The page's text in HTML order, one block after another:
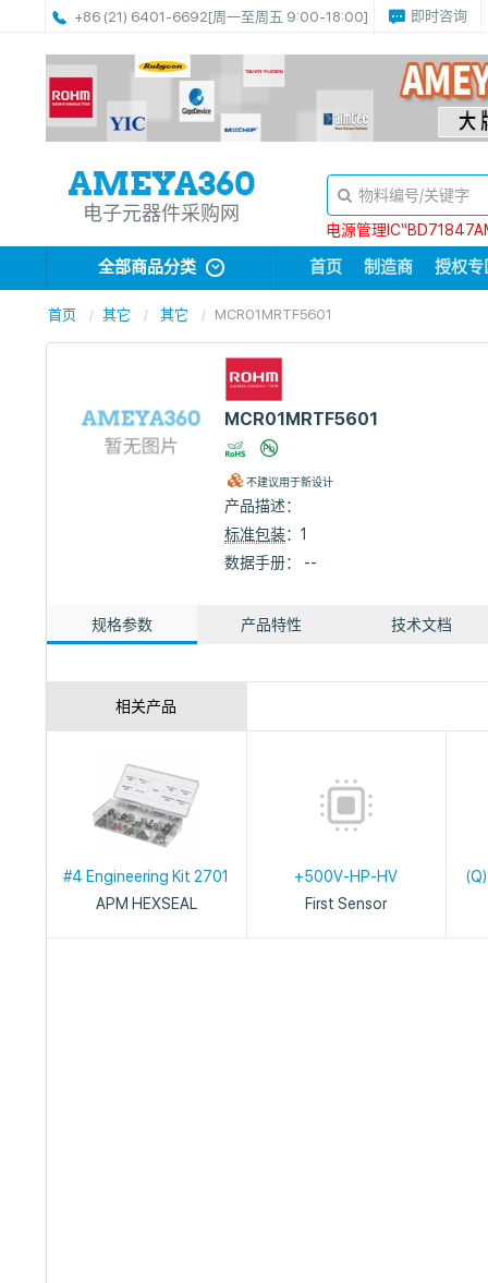
+86 (21) 6401-6692[周一至周五 9:00-18:00] 即时咨询
电子元器件采购网
电源管理
全部商品分类 首页 制造商 授权专
首页 其它 其它 MCR01MRTF5601
MCR01MRTF5601
不建议用于新设计
产品描述：
标准包装：1
数据手册： --
规格参数 产品特性 技术文档
相关产品
#4 Engineering Kit 2701
APM HEXSEAL
+500V-HP-HV
First Sensor